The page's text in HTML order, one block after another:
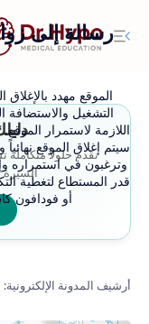
رسالة إلى
الموقع مهدد
التشغيل والاستضافة
اللازمة لاستمرار
سيتم إغلاق الموقع
وترغبون في استمراره
قدر المستطاع لتغطية
أو فودافون كاش
نقدم حلولاً
السيرة